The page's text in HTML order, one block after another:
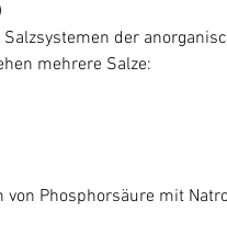
der
mehrere Salze:
Phosphorsäure mit